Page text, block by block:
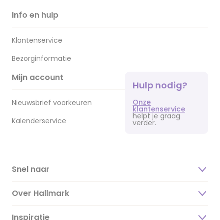
Info en hulp
Klantenservice
Bezorginformatie
Mijn account
Nieuwsbrief voorkeuren
Kalenderservice
Hulp nodig?
Onze
klantenservice
helpt je graag
verder.
Snel naar
Over Hallmark
Inspiratie